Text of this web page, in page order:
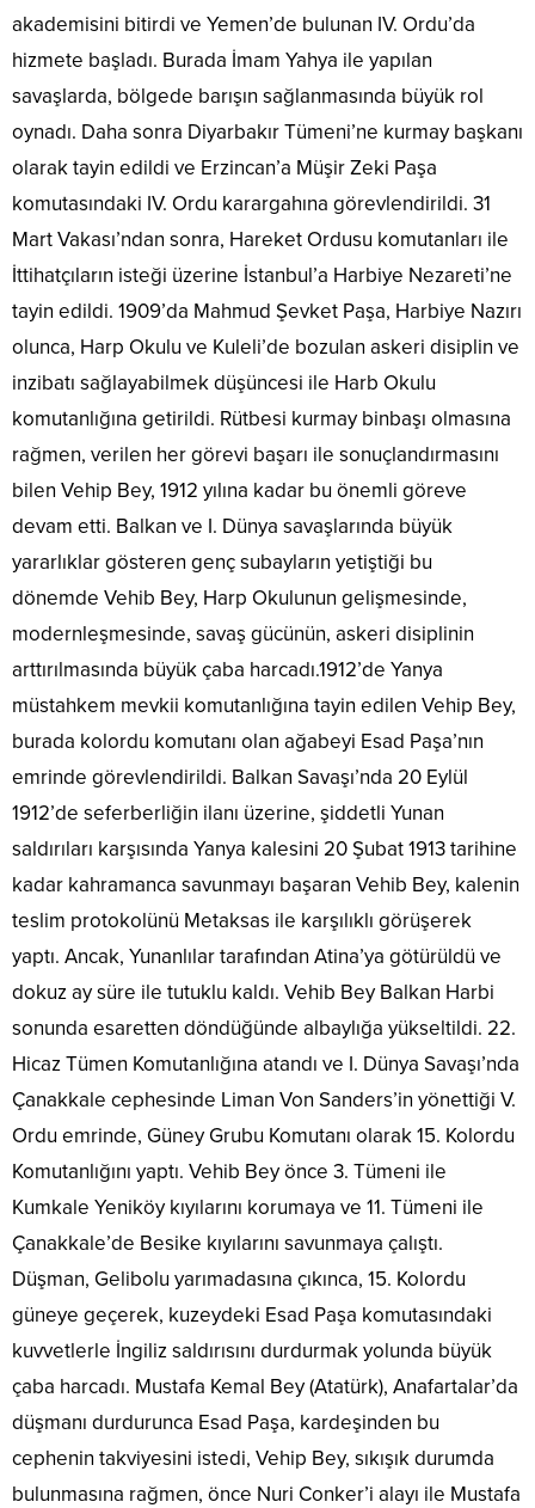
akademisini bitirdi ve Yemen’de bulunan IV. Ordu’da
hizmete başladı. Burada İmam Yahya ile yapılan
savaşlarda, bölgede barışın sağlanmasında büyük rol
oynadı. Daha sonra Diyarbakır Tümeni’ne kurmay başkanı
olarak tayin edildi ve Erzincan’a Müşir Zeki Paşa
komutasındaki IV. Ordu karargahına görevlendirildi. 31
Mart Vakası’ndan sonra, Hareket Ordusu komutanları ile
İttihatçıların isteği üzerine İstanbul’a Harbiye Nezareti’ne
tayin edildi. 1909’da Mahmud Şevket Paşa, Harbiye Nazırı
olunca, Harp Okulu ve Kuleli’de bozulan askeri disiplin ve
inzibatı sağlayabilmek düşüncesi ile Harb Okulu
komutanlığına getirildi. Rütbesi kurmay binbaşı olmasına
rağmen, verilen her görevi başarı ile sonuçlandırmasını
bilen Vehip Bey, 1912 yılına kadar bu önemli göreve
devam etti. Balkan ve I. Dünya savaşlarında büyük
yararlıklar gösteren genç subayların yetiştiği bu
dönemde Vehib Bey, Harp Okulunun gelişmesinde,
modernleşmesinde, savaş gücünün, askeri disiplinin
arttırılmasında büyük çaba harcadı.1912’de Yanya
müstahkem mevkii komutanlığına tayin edilen Vehip Bey,
burada kolordu komutanı olan ağabeyi Esad Paşa’nın
emrinde görevlendirildi. Balkan Savaşı’nda 20 Eylül
1912’de seferberliğin ilanı üzerine, şiddetli Yunan
saldırıları karşısında Yanya kalesini 20 Şubat 1913 tarihine
kadar kahramanca savunmayı başaran Vehib Bey, kalenin
teslim protokolünü Metaksas ile karşılıklı görüşerek
yaptı. Ancak, Yunanlılar tarafından Atina’ya götürüldü ve
dokuz ay süre ile tutuklu kaldı. Vehib Bey Balkan Harbi
sonunda esaretten döndüğünde albaylığa yükseltildi. 22.
Hicaz Tümen Komutanlığına atandı ve I. Dünya Savaşı’nda
Çanakkale cephesinde Liman Von Sanders’in yönettiği V.
Ordu emrinde, Güney Grubu Komutanı olarak 15. Kolordu
Komutanlığını yaptı. Vehib Bey önce 3. Tümeni ile
Kumkale Yeniköy kıyılarını korumaya ve 11. Tümeni ile
Çanakkale’de Besike kıyılarını savunmaya çalıştı.
Düşman, Gelibolu yarımadasına çıkınca, 15. Kolordu
güneye geçerek, kuzeydeki Esad Paşa komutasındaki
kuvvetlerle İngiliz saldırısını durdurmak yolunda büyük
çaba harcadı. Mustafa Kemal Bey (Atatürk), Anafartalar’da
düşmanı durdurunca Esad Paşa, kardeşinden bu
cephenin takviyesini istedi, Vehip Bey, sıkışık durumda
bulunmasına rağmen, önce Nuri Conker’i alayı ile Mustafa